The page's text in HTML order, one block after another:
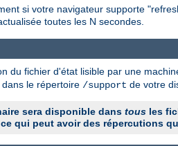
si votre navigateur supporte
toutes les N secondes.
du fichier d'état lisible par une
dans le répertoire /support de votre
sera disponible dans tous les
qui peut avoir des répercutions